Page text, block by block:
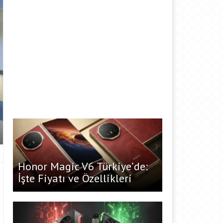
Honor Magic V6 Türkiye’de:
İşte Fiyatı ve Özellikleri